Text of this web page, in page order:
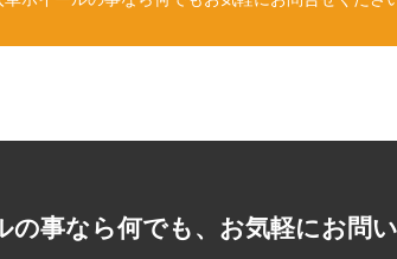
の事なら何でも、お気軽にお問い